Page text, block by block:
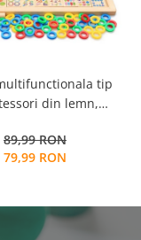
tip
din lemn,
pt cantitate,
si operatiuni
89,99 RON
79,99 RON